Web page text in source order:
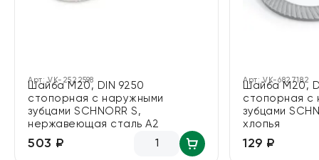
Арт: VK-2522598
Шайба М20, DIN 9250
стопорная с наружными
зубцами SCHNORR S,
нержавеющая сталь А2
503 ₽
Арт:VK-6827182
Шайба М20,
стопорная с
зубцами
хлопья
129 ₽